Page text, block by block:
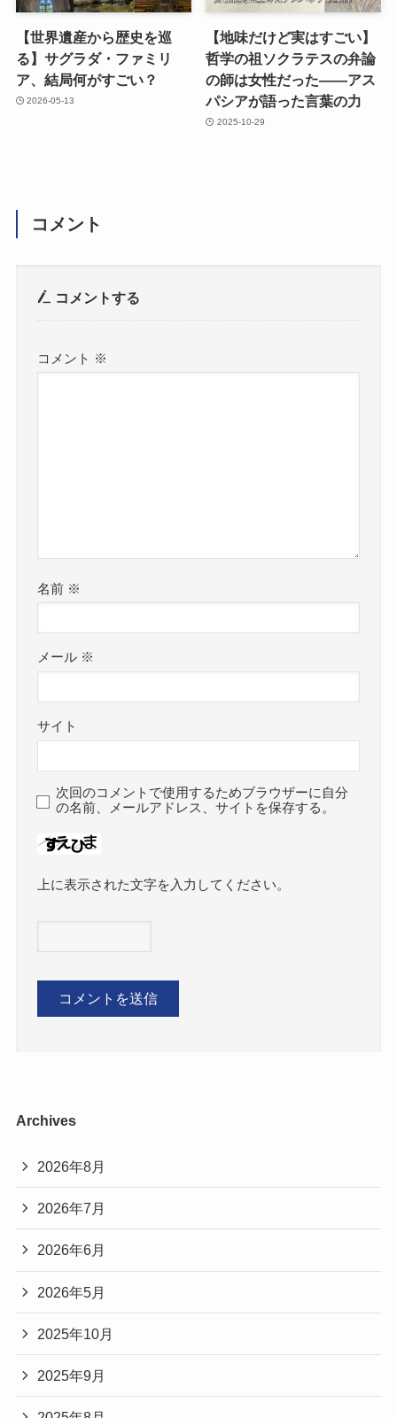
【世界遺産から歴史を巡
る】サグラダ・ファミリ
ア、結局何がすごい？
2026-05-13
【地味だけど実はすごい】
哲学の祖ソクラテスの弁論
の師は女性だった――アス
パシアが語った言葉の力
2025-10-29
コメント
コメントする
コメント ※
名前 ※
メール ※
サイト
次回のコメントで使用するためブラウザーに自分
の名前、メールアドレス、サイトを保存する。
上に表示された文字を入力してください。
Archives
2026年8月
2026年7月
2026年6月
2026年5月
2025年10月
2025年9月